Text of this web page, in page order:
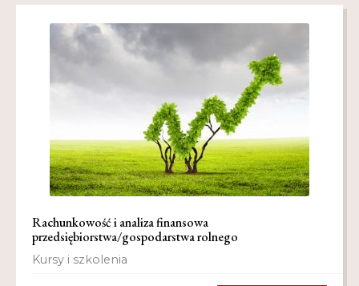
Shop
Mistrzowie dydaktyki
Mistrzowie dydaktyki 2
Rachunkowość i analiza finansowa
przedsiębiorstwa/gospodarstwa rolnego
Kursy i szkolenia